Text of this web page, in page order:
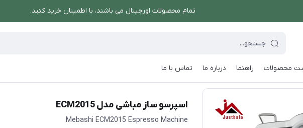
تمام محصولات اورجینال می باشند، با اطمینان خرید کنید.
محصولات راهنما درباره ما تماس با ما
قهوه و اسپرسو ساز اسپرسو ساز مباشی مدل ECM2015
اسپرسو ساز مباشی مدل ECM2015
Mebashi ECM2015 Espresso Machine